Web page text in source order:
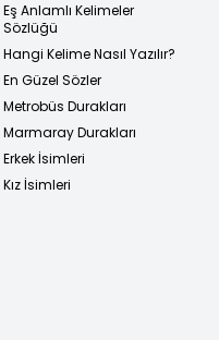
Eş Anlamlı Kelimeler
Sözlüğü
Hangi Kelime Nasıl Yazılır?
En Güzel Sözler
Metrobüs Durakları
Marmaray Durakları
Erkek İsimleri
Kız İsimleri